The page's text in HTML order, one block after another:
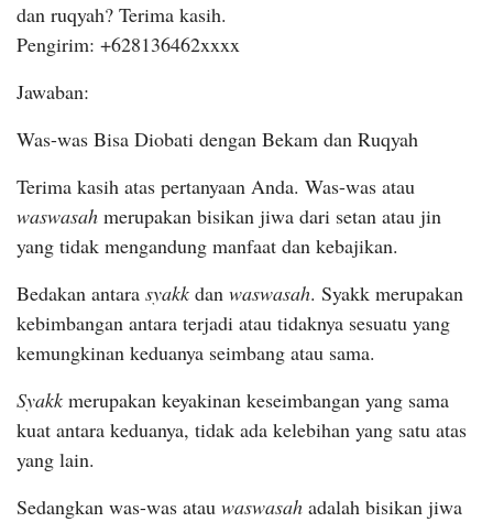
dan ruqyah? Terima kasih.
Pengirim: +628136462xxxx
Jawaban:
Was-was Bisa Diobati dengan Bekam dan Ruqyah
Terima kasih atas pertanyaan Anda. Was-was atau
waswasah merupakan bisikan jiwa dari setan atau jin
yang tidak mengandung manfaat dan kebajikan.
Bedakan antara syakk dan waswasah. Syakk merupakan
kebimbangan antara terjadi atau tidaknya sesuatu yang
kemungkinan keduanya seimbang atau sama.
Syakk merupakan keyakinan keseimbangan yang sama
kuat antara keduanya, tidak ada kelebihan yang satu atas
yang lain.
Sedangkan was-was atau waswasah adalah bisikan jiwa